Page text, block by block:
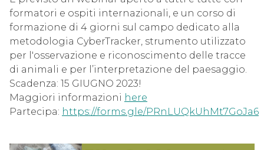
formatori e ospiti internazionali, e un corso di
formazione di 4 giorni sul campo dedicato alla
metodologia CyberTracker, strumento utilizzato
per l'osservazione e riconoscimento delle tracce
di animali e per l’interpretazione del paesaggio.
Scadenza: 15 GIUGNO 2023!
Maggiori informazioni here
Partecipa: https://forms.gle/PRnLUQkUhMt7GoJa6